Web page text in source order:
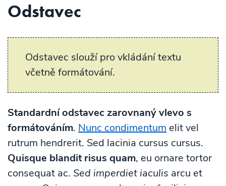
Odstavec
Odstavec slouží pro vkládání textu
včetně formátování.
Standardní odstavec zarovnaný vlevo s
formátováním. Nunc condimentum elit vel
rutrum hendrerit. Sed lacinia cursus cursus.
Quisque blandit risus quam, eu ornare tortor
consequat ac. Sed imperdiet iaculis arcu et